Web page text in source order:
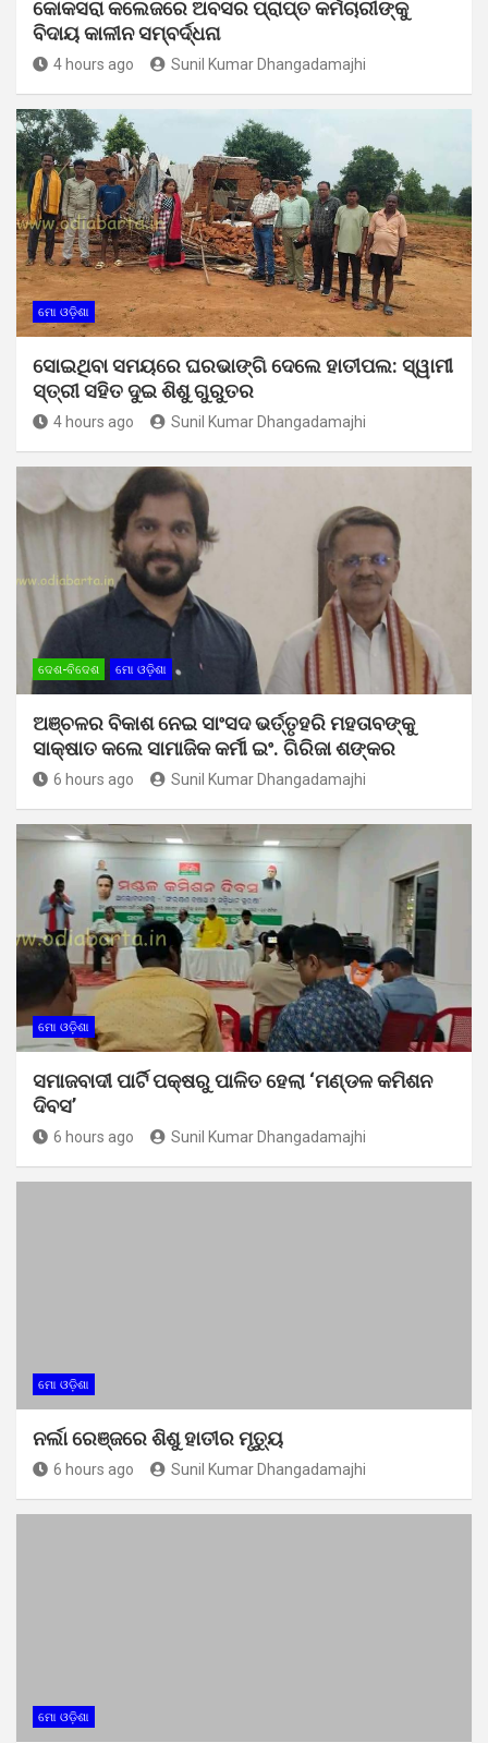
କୋକସରା କଲେଜରେ ଅବସର ପ୍ରାପ୍ତ କର୍ମଚାରୀଙ୍କୁ
ବିଦାୟ କାଳୀନ ସମ୍ବର୍ଦ୍ଧନା
4 hours ago Sunil Kumar Dhangadamajhi
ମୋ ଓଡ଼ିଶା
ସୋଇଥିବା ସମୟରେ ଘରଭାଙ୍ଗି ଦେଲେ ହାତୀପଲ: ସ୍ୱାମୀ
ସ୍ତ୍ରୀ ସହିତ ଦୁଇ ଶିଶୁ ଗୁରୁତର
4 hours ago Sunil Kumar Dhangadamajhi
ଦେଶ-ବିଦେଶ ମୋ ଓଡ଼ିଶା
ଅଞ୍ଚଳର ବିକାଶ ନେଇ ସାଂସଦ ଭର୍ତ୍ତୃହରି ମହତାବଙ୍କୁ
ସାକ୍ଷାତ କଲେ ସାମାଜିକ କର୍ମୀ ଇଂ. ଗିରିଜା ଶଙ୍କର
6 hours ago Sunil Kumar Dhangadamajhi
ମୋ ଓଡ଼ିଶା
ସମାଜବାଦୀ ପାର୍ଟି ପକ୍ଷରୁ ପାଳିତ ହେଲା ‘ମଣ୍ଡଳ କମିଶନ
ଦିବସ’
6 hours ago Sunil Kumar Dhangadamajhi
ମୋ ଓଡ଼ିଶା
ନର୍ଲା ରେଞ୍ଜରେ ଶିଶୁ ହାତୀର ମୃତ୍ୟୁ
6 hours ago Sunil Kumar Dhangadamajhi
ମୋ ଓଡ଼ିଶା